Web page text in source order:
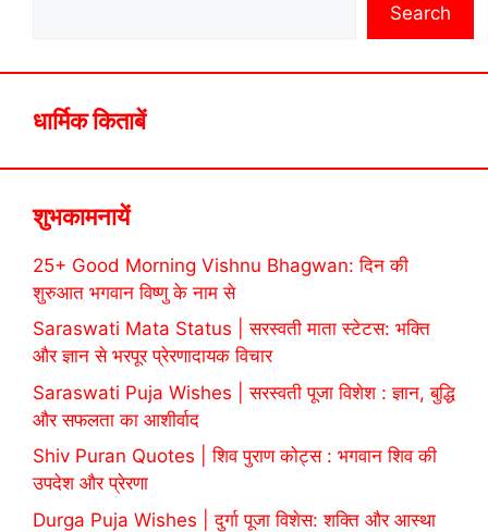
Search
धार्मिक किताबें
शुभकामनायें
25+ Good Morning Vishnu Bhagwan: दिन की
शुरुआत भगवान विष्णु के नाम से
Saraswati Mata Status | सरस्वती माता स्टेटस: भक्ति
और ज्ञान से भरपूर प्रेरणादायक विचार
Saraswati Puja Wishes | सरस्वती पूजा विशेश : ज्ञान, बुद्धि
और सफलता का आशीर्वाद
Shiv Puran Quotes | शिव पुराण कोट्स : भगवान शिव की
उपदेश और प्रेरणा
Durga Puja Wishes | दुर्गा पूजा विशेस: शक्ति और आस्था